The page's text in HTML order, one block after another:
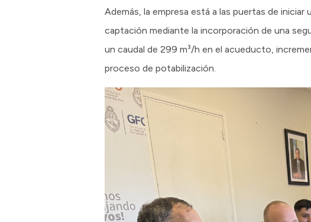
Además, la empresa está a las puertas de
captación mediante la incorporación de una
un caudal de 299 m³/h en el acueducto,
proceso de potabilización.